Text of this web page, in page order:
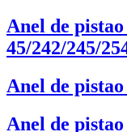
Anel de
45/242/245/
Anel de
Anel de